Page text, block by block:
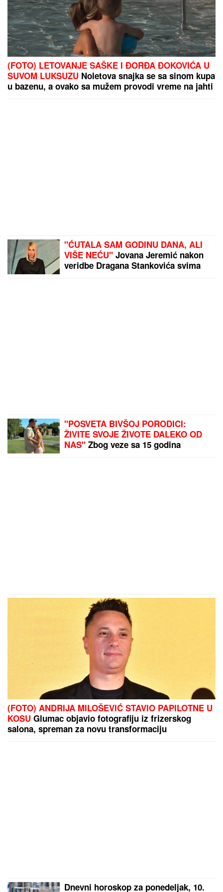
(FOTO) LETOVANJE SAŠKE I ĐORĐA ĐOKOVIĆA U
SUVOM LUKSUZU Noletova snajka se sa sinom kupa
u bazenu, a ovako sa mužem provodi vreme na jahti
"ĆUTALA SAM GODINU DANA, ALI
VIŠE NEĆU" Jovana Jeremić nakon
veridbe Dragana Stankovića svima
"POSVETA BIVŠOJ PORODICI:
ŽIVITE SVOJE ŽIVOTE DALEKO OD
NAS" Zbog veze sa 15 godina
(FOTO) ANDRIJA MILOŠEVIĆ STAVIO PAPILOTNE U
KOSU Glumac objavio fotografiju iz frizerskog
salona, spreman za novu transformaciju
Dnevni horoskop za ponedeljak, 10.